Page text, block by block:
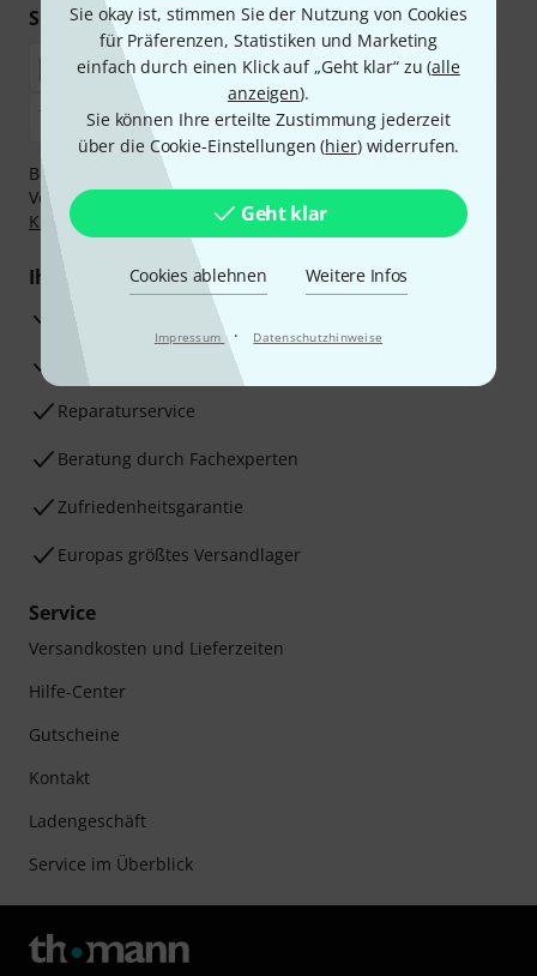
Sie okay ist, stimmen Sie der Nutzung von Cookies
für Präferenzen, Statistiken und Marketing
einfach durch einen Klick auf „Geht klar“ zu (alle
anzeigen).
Sie können Ihre erteilte Zustimmung jederzeit
über die Cookie-Einstellungen (hier) widerrufen.
Geht klar
Cookies ablehnen Weitere Infos
Impressum · Datenschutzhinweise
Sicher einkaufen & bezahlen
Bezahlen Sie vertraulich und sicher per Nachnahme,
Vorkasse, PayPal, Amazon Pay,Klarna Sofort bezahlen,
Klarna Ratenzahlung
oder Kreditkarte.
Ihre Vorteile
3 Jahre Thomann Garantie
30 Tage Money-Back-Garantie
Reparaturservice
Beratung durch Fachexperten
Zufriedenheitsgarantie
Europas größtes Versandlager
Service
Versandkosten und Lieferzeiten
Hilfe-Center
Gutscheine
Kontakt
Ladengeschäft
Service im Überblick